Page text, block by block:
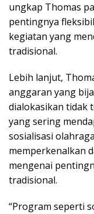
ungkap Thomas
pentingnya
kegiatan yang
tradisional.
Lebih lanjut,
anggaran yang
dialokasikan tidak
yang sering
sosialisasi
memperkenalkan
mengenai
tradisional.
“Program seperti